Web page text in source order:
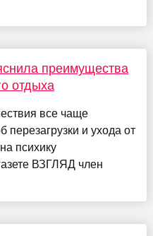
преимущества
отдыха
все чаще
перезагрузки и ухода от
психику
ВЗГЛЯД член